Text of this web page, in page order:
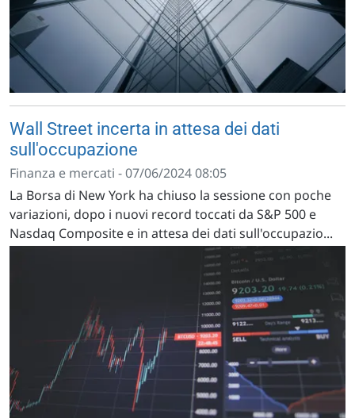
Wall Street incerta in attesa dei dati
sull'occupazione
Finanza e mercati - 07/06/2024 08:05
La Borsa di New York ha chiuso la sessione con poche
variazioni, dopo i nuovi record toccati da S&P 500 e
Nasdaq Composite e in attesa dei dati sull'occupazio...